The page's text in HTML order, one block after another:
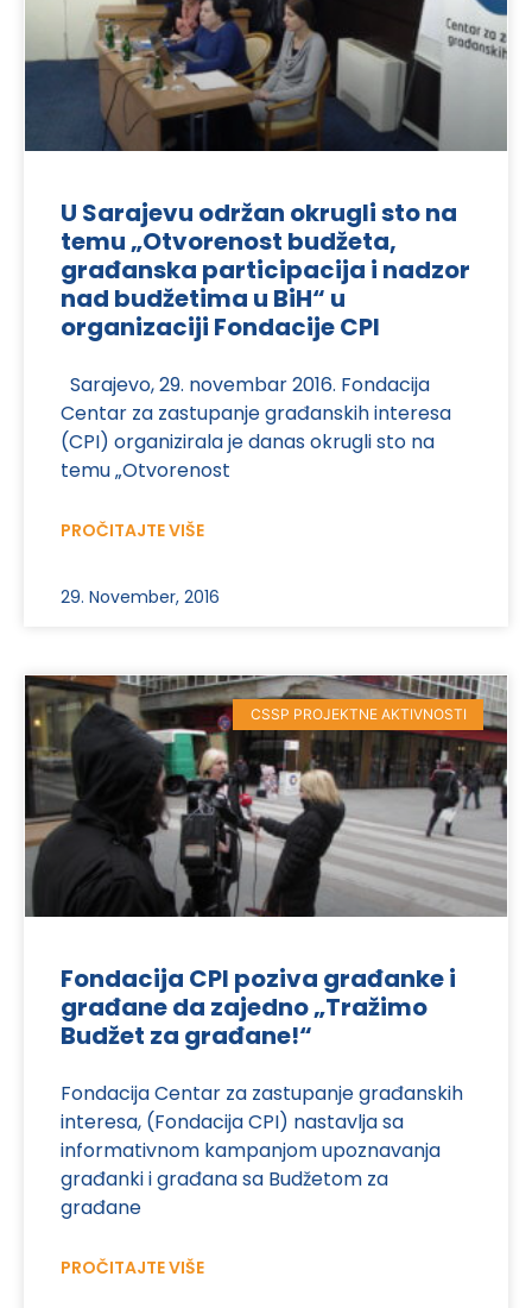
U Sarajevu održan okrugli sto na
temu „Otvorenost budžeta,
građanska participacija i nadzor
nad budžetima u BiH“ u
organizaciji Fondacije CPI
Sarajevo, 29. novembar 2016. Fondacija
Centar za zastupanje građanskih interesa
(CPI) organizirala je danas okrugli sto na
temu „Otvorenost
PROČITAJTE VIŠE
29. November, 2016
CSSP PROJEKTNE AKTIVNOSTI
Fondacija CPI poziva građanke i
građane da zajedno „Tražimo
Budžet za građane!“
Fondacija Centar za zastupanje građanskih
interesa, (Fondacija CPI) nastavlja sa
informativnom kampanjom upoznavanja
građanki i građana sa Budžetom za
građane
PROČITAJTE VIŠE